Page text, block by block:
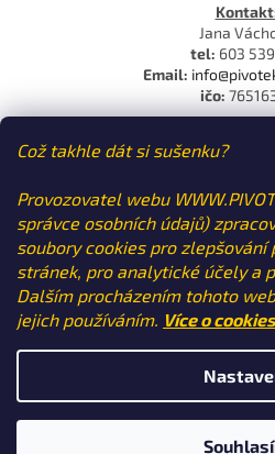
Což takhle dát si sušenku?
Provozovatel webu
správce osobních údajů)
soubory cookies pro
stránek, pro analytické účely a
Dalším procházením tohoto
jejich používáním. Více o
Výdejní místo je Bavorovice 20,
Jana
tel: 603
Email:
ičo:
Dotazy ohledně
tel:603
Copyright 2026Táborská